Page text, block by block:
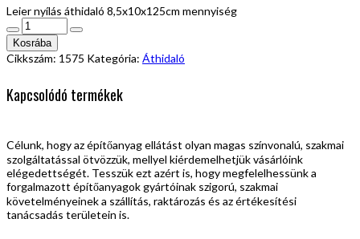
Leier nyílás áthidaló 8,5x10x125cm mennyiség
Kosrába
Cikkszám: 1575 Kategória: Áthidaló
Kapcsolódó termékek
Célunk, hogy az építőanyag ellátást olyan magas színvonalú, szakmai
szolgáltatással ötvözzük, mellyel kiérdemelhetjük vásárlóink
elégedettségét. Tesszük ezt azért is, hogy megfelelhessünk a
forgalmazott építőanyagok gyártóinak szigorú, szakmai
követelményeinek a szállítás, raktározás és az értékesítési
tanácsadás területein is.